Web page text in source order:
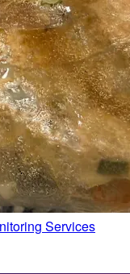
Services